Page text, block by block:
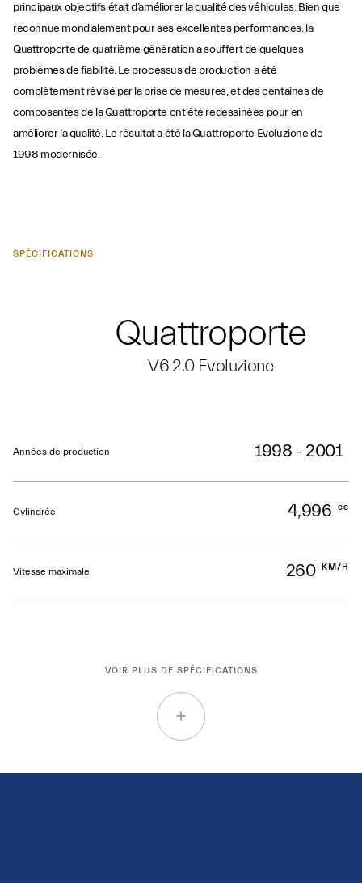
principaux objectifs était d’améliorer la qualité des véhicules. Bien que
reconnue mondialement pour ses excellentes performances, la
Quattroporte de quatrième génération a souffert de quelques
problèmes de fiabilité. Le processus de production a été
complètement révisé par la prise de mesures, et des centaines de
composantes de la Quattroporte ont été redessinées pour en
améliorer la qualité. Le résultat a été la Quattroporte Evoluzione de
1998 modernisée.
SPÉCIFICATIONS
Quattroporte
V6 2.0 Evoluzione
Années de production 1998 - 2001
Cylindrée 4,996 cc
Vitesse maximale 260 KM/H
VOIR PLUS DE SPÉCIFICATIONS